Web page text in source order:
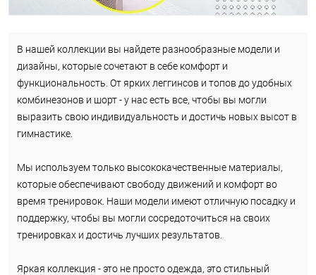
В нашей коллекции вы найдете разнообразные модели и
дизайны, которые сочетают в себе комфорт и
функциональность. От ярких леггинсов и топов до удобных
комбинезонов и шорт - у нас есть все, чтобы вы могли
выразить свою индивидуальность и достичь новых высот в
гимнастике.
Мы используем только высококачественные материалы,
которые обеспечивают свободу движений и комфорт во
время тренировок. Наши модели имеют отличную посадку и
поддержку, чтобы вы могли сосредоточиться на своих
тренировках и достичь лучших результатов.
Яркая коллекция - это не просто одежда, это стильный